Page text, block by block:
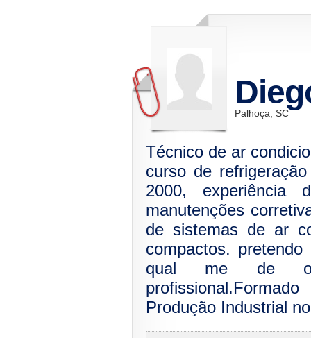
Palhoça, SC
Técnico de ar
curso de
2000,
manutenções
de sistemas de ar
compactos.
qual me de
Produção Industrial